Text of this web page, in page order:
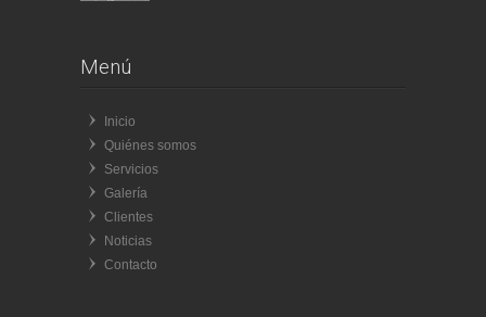
Menú
Inicio
Quiénes somos
Servicios
Galería
Clientes
Noticias
Contacto